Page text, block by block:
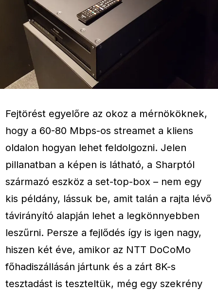
Fejtörést egyelőre az okoz a mérnököknek,
hogy a 60-80 Mbps-os streamet a kliens
oldalon hogyan lehet feldolgozni. Jelen
pillanatban a képen is látható, a Sharptól
származó eszköz a set-top-box – nem egy
kis példány, lássuk be, amit talán a rajta lévő
távirányító alapján lehet a legkönnyebben
leszűrni. Persze a fejlődés így is igen nagy,
hiszen két éve, amikor az NTT DoCoMo
főhadiszállásán jártunk és a zárt 8K-s
tesztadást is teszteltük, még egy szekrény